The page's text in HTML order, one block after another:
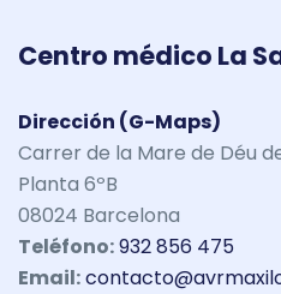
Centro médico La
Dirección (G-Maps)
Carrer de la Mare de Déu
Planta 6ºB
08024 Barcelona
Teléfono:932 856 475
Email: